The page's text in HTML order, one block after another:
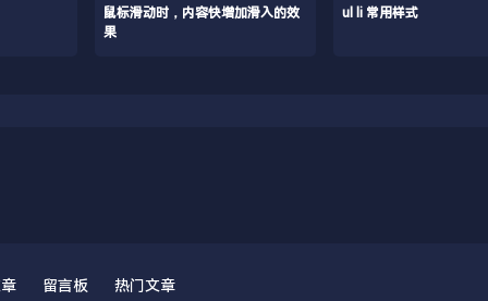
鼠标滑动时，内容快增加滑入的效
果
ul li 常用样式
留言板 热门文章